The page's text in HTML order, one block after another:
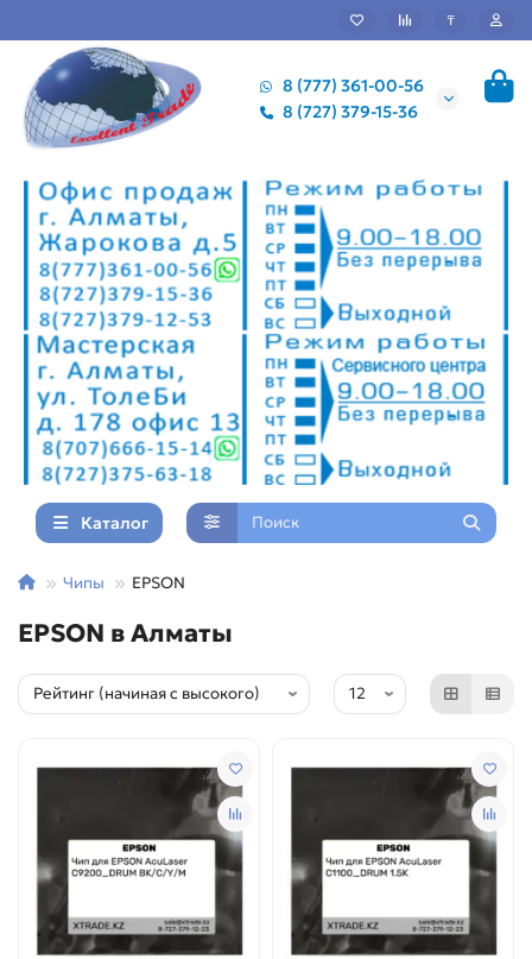
₸
8 (777) 361-00-56
8 (727) 379-15-36
Каталог
Чипы EPSON
EPSON в Алматы